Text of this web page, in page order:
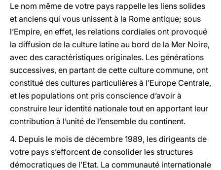
Le nom même de votre pays rappelle les liens solides
et anciens qui vous unissent à la Rome antique; sous
l’Empire, en effet, les relations cordiales ont provoqué
la diffusion de la culture latine au bord de la Mer Noire,
avec des caractéristiques originales. Les générations
successives, en partant de cette culture commune, ont
constitué des cultures particulières à l’Europe Centrale,
et les populations ont pris conscience d’avoir à
construire leur identité nationale tout en apportant leur
contribution à l’unité de l’ensemble du continent.
4. Depuis le mois de décembre 1989, les dirigeants de
votre pays s’efforcent de consolider les structures
démocratiques de l’Etat. La communauté internationale